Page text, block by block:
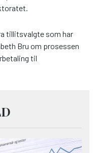
tillitsvalgte som har
Bru om prosessen
til